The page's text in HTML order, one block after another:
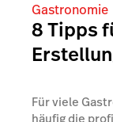
Gastronomie
8 Tipps
Für viele
häufig die